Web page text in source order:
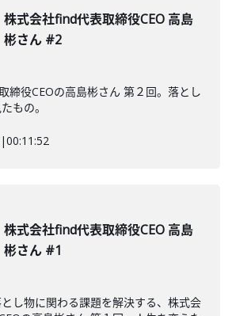
株式会社find代表取締役CEO 高島
彬さん #2
締役CEOの高島彬さん 第２回。落とし
もの。
|00:11:52
株式会社find代表取締役CEO 高島
彬さん #1
し物に関わる課題を解決する、株式会